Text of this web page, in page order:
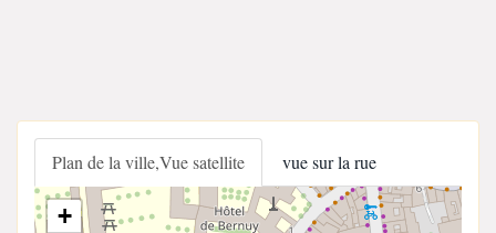
Plan de la ville,Vue satellite vue sur la rue
+